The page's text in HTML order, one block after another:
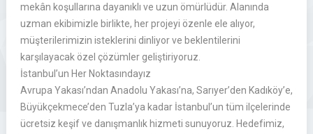
mekân koşullarına dayanıklı ve uzun ömürlüdür. Alanında
uzman ekibimizle birlikte, her projeyi özenle ele alıyor,
müşterilerimizin isteklerini dinliyor ve beklentilerini
karşılayacak özel çözümler geliştiriyoruz.
İstanbul’un Her Noktasındayız
Avrupa Yakası’ndan Anadolu Yakası’na, Sarıyer’den Kadıköy’e,
Büyükçekmece’den Tuzla’ya kadar İstanbul’un tüm ilçelerinde
ücretsiz keşif ve danışmanlık hizmeti sunuyoruz. Hedefimiz,